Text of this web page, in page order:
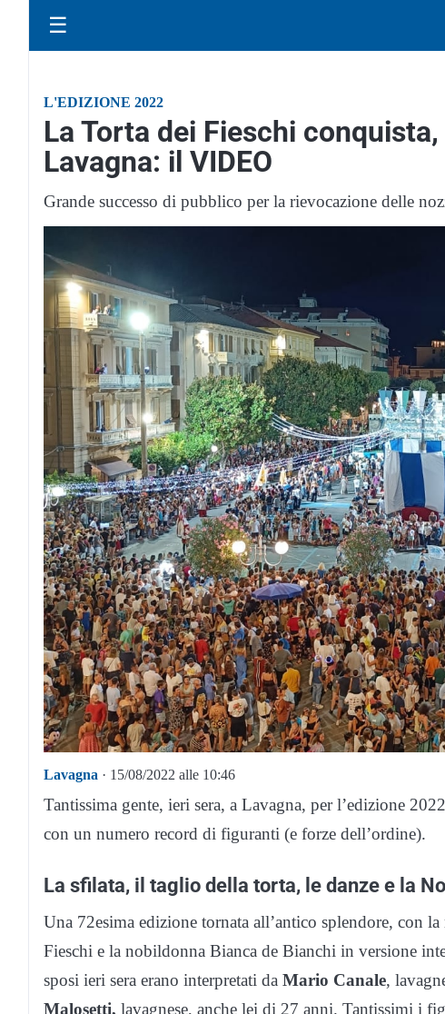
☰
L'EDIZIONE 2022
La Torta dei Fieschi
Lavagna: il VIDEO
Grande successo di pubblico per la rievocazione delle
Lavagna · 15/08/2022 alle 10:46
Tantissima gente, ieri sera, a Lavagna, per l’edizione
con un numero record di figuranti (e forze dell’ordine).
La sfilata, il taglio della torta, le danze e la
Una 72esima edizione tornata all’antico splendore, con
Fieschi e la nobildonna Bianca de Bianchi in versione
sposi ieri sera erano interpretati da Mario Canale,
Malosetti, lavagnese, anche lei di 27 anni. Tantissimi i